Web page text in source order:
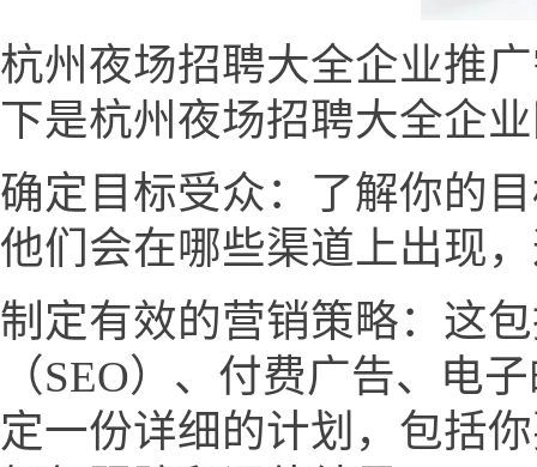
杭州夜场招聘大全企业推
下是杭州夜场招聘大全企
确定目标受众：了解你的
他们会在哪些渠道上出现
制定有效的营销策略：这
（SEO）、付费广告、电
定一份详细的计划，包括